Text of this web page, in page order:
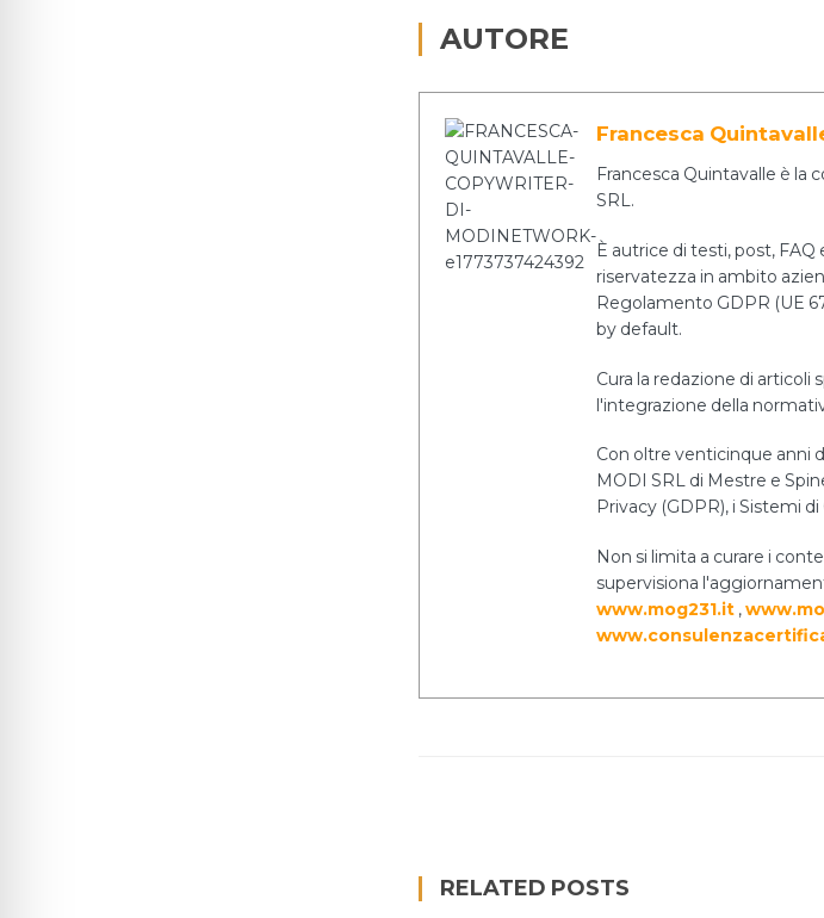
AUTORE
Francesca
Francesca Quintavalle è la
SRL.
È autrice di testi, post,
riservatezza in ambito
Regolamento GDPR (UE
by default.
Cura la redazione di articoli
l'integrazione della
Con oltre venticinque anni
MODI SRL di Mestre e
Privacy (GDPR), i Sistemi
Non si limita a curare i
supervisiona
www.mog231.it ,
RELATED POSTS